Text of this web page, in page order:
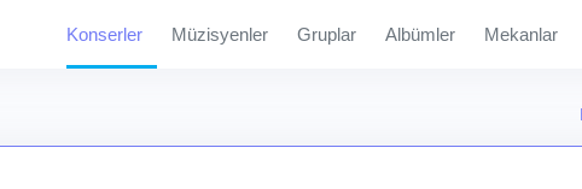
Konserler Müzisyenler Gruplar Albümler Mekanlar